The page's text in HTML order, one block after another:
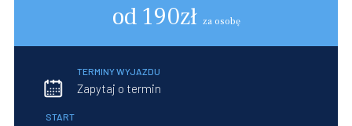
od 190zł za osobę
TERMINY WYJAZDU
Zapytaj o termin
START